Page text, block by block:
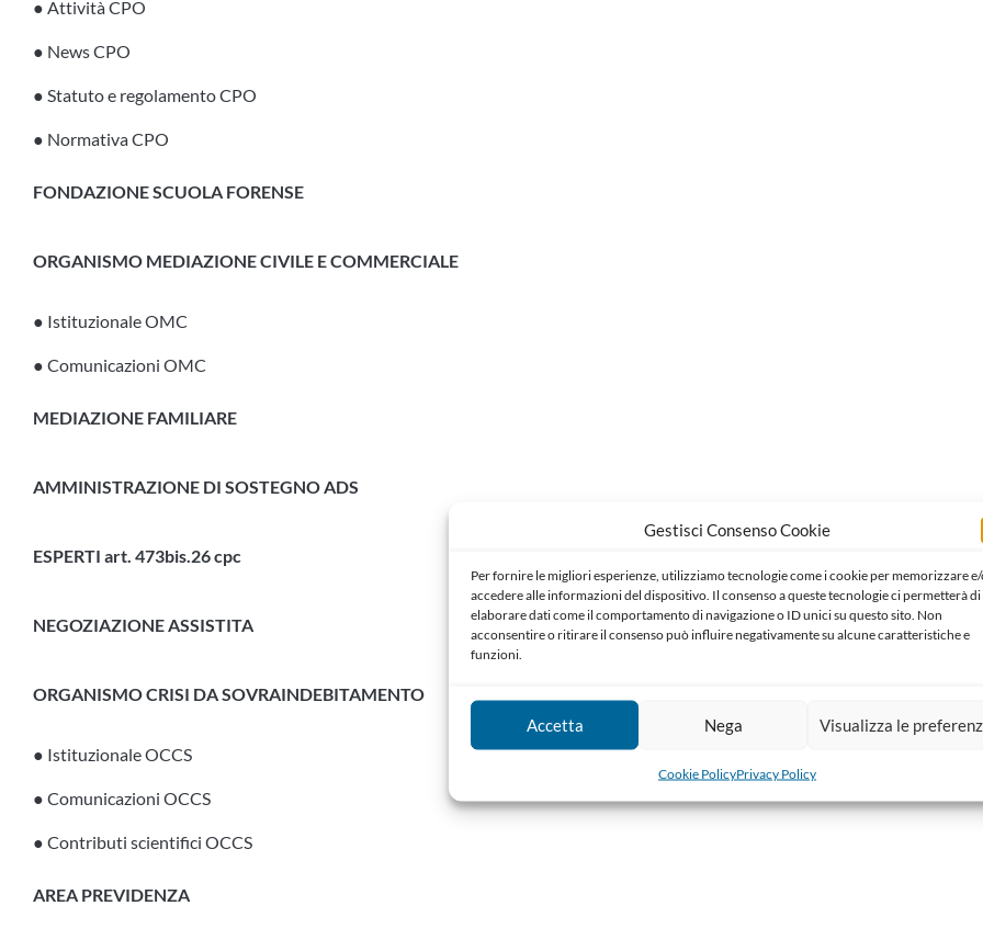
Gestisci Consenso Cookie
Per fornire le migliori esperienze, utilizziamo tecnologie come i cookie per memorizzare
accedere alle informazioni del dispositivo. Il consenso a queste tecnologie ci permetterà di
elaborare dati come il comportamento di navigazione o ID unici su questo sito. Non
acconsentire o ritirare il consenso può influire negativamente su alcune caratteristiche e
funzioni.
Accetta Nega Visualizza le
Cookie PolicyPrivacy Policy
● Attività CPO
● News CPO
● Statuto e regolamento CPO
● Normativa CPO
FONDAZIONE SCUOLA FORENSE
ORGANISMO MEDIAZIONE CIVILE E COMMERCIALE
● Istituzionale OMC
● Comunicazioni OMC
MEDIAZIONE FAMILIARE
AMMINISTRAZIONE DI SOSTEGNO ADS
ESPERTI art. 473bis.26 cpc
NEGOZIAZIONE ASSISTITA
ORGANISMO CRISI DA SOVRAINDEBITAMENTO
● Istituzionale OCCS
● Comunicazioni OCCS
● Contributi scientifici OCCS
AREA PREVIDENZA